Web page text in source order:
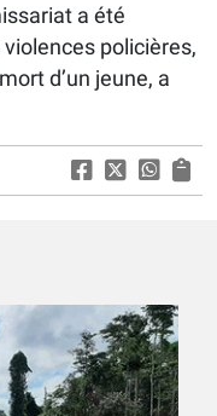
a été
policières,
d’un jeune, a